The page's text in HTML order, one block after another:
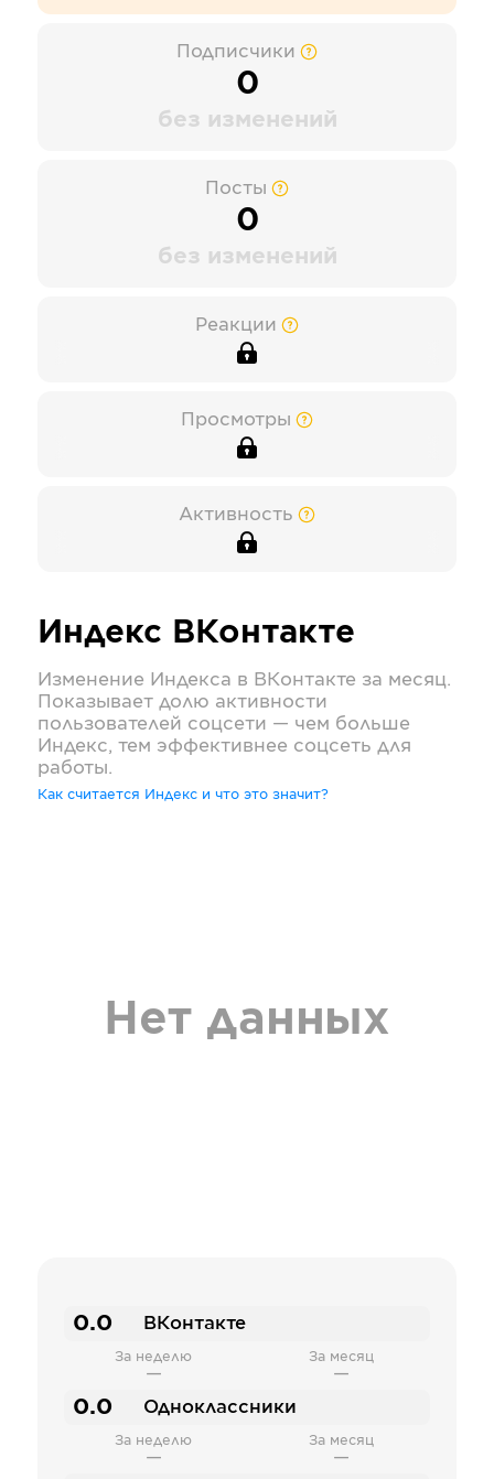
Подписчики
0
без изменений
Посты
0
без изменений
Реакции
Просмотры
Активность
Индекс ВКонтакте
Изменение Индекса в ВКонтакте за месяц.
Показывает долю активности
пользователей соцсети — чем больше
Индекс, тем эффективнее соцсеть для
работы.
Как считается Индекс и что это значит?
Нет данных
0.0 ВКонтакте
За неделю
—
За месяц
—
0.0 Одноклассники
За неделю
—
За месяц
—